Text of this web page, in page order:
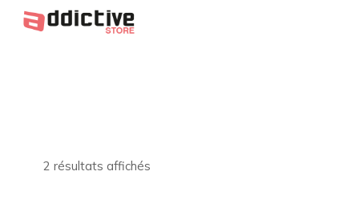
2 résultats affichés